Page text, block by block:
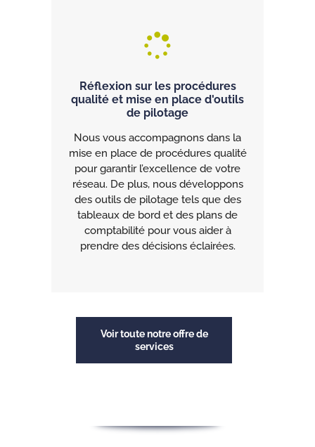
Réflexion sur les procédures
qualité et mise en place d'outils
de pilotage
Nous vous accompagnons dans la
mise en place de procédures qualité
pour garantir l’excellence de votre
réseau. De plus, nous développons
des outils de pilotage tels que des
tableaux de bord et des plans de
comptabilité pour vous aider à
prendre des décisions éclairées.
Voir toute notre offre de
services